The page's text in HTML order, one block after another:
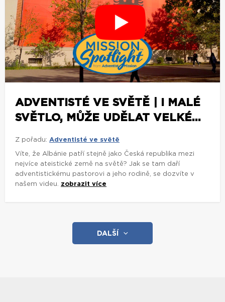
ADVENTISTÉ VE SVĚTĚ | I MALÉ
SVĚTLO, MŮŽE UDĚLAT VELKÉ...
Z pořadu: Adventisté ve světě
Víte, že Albánie patří stejně jako Česká republika mezi
nejvíce ateistické země na světě? Jak se tam daří
adventistickému pastorovi a jeho rodině, se dozvíte v
našem videu. zobrazit více
DALŠÍ